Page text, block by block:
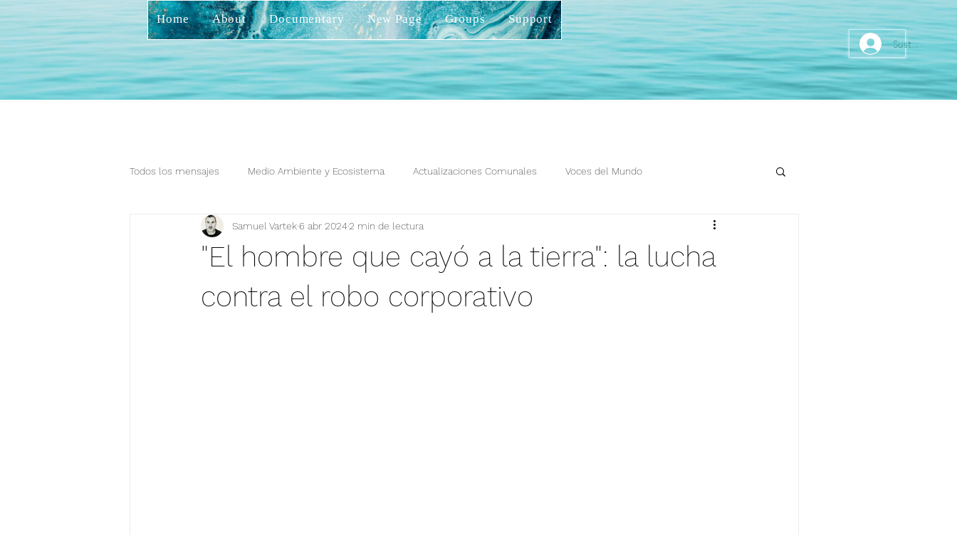
Home About Documentary New Page Groups Support
Sustainer
Todos los mensajes Medio Ambiente y Ecosistema Actualizaciones Comunales Voces del Mundo
"El hombre que cayó a la tierra": la lucha
contra el robo corporativo
Samuel Vartek6 abr 20242 min de lectura